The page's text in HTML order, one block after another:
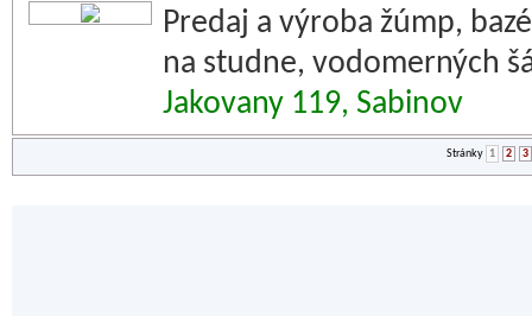
Predaj a výroba žúmp,
na studne, vodomerných
Jakovany 119, Sabinov
Stránky 1 2 3